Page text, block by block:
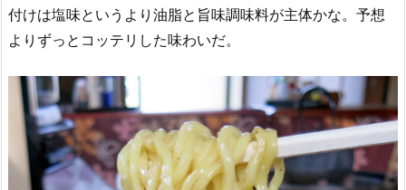
付けは塩味というより油脂と旨味調味料が主体かな。予想
よりずっとコッテリした味わいだ。